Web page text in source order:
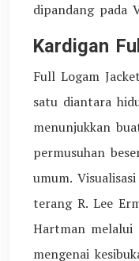
dipandang pada
Kardigan
Full Logam
satu diantara
menunjukkan
permusuhan
umum.
terang R. Lee
Hartman melalui
mengenai